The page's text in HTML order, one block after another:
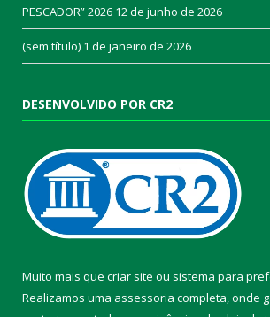
PESCADOR” 2026 12 de junho de 2026
(sem título) 1 de janeiro de 2026
DESENVOLVIDO POR CR2
Muito mais que criar site ou sistema para
Realizamos uma assessoria completa, onde